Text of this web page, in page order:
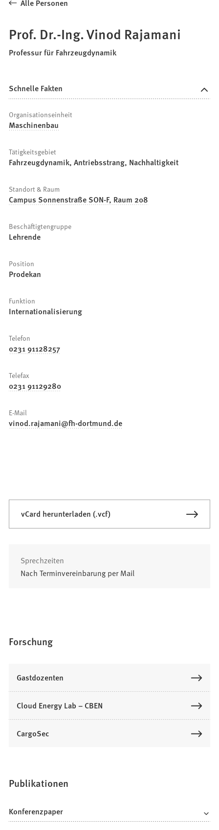
Alle Personen
Prof. Dr.-Ing. Vinod Rajamani
Professur für Fahrzeugdynamik
Schnelle Fakten
Organisationseinheit
Maschinenbau
Tätigkeitsgebiet
Fahrzeugdynamik, Antriebsstrang, Nachhaltigkeit
Standort & Raum
Campus Sonnenstraße SON-F, Raum 208
Beschäftigtengruppe
Lehrende
Position
Prodekan
Funktion
Internationalisierung
Telefon
0231 91128257
Telefax
0231 91129280
E-Mail
vinod.rajamani fh-dortmund de
vCard herunterladen (.vcf)
Sprechzeiten
Nach Terminvereinbarung per Mail
Forschung
Gastdozenten
Cloud Energy Lab – CBEN
CargoSec
Publikationen
Konferenzpaper